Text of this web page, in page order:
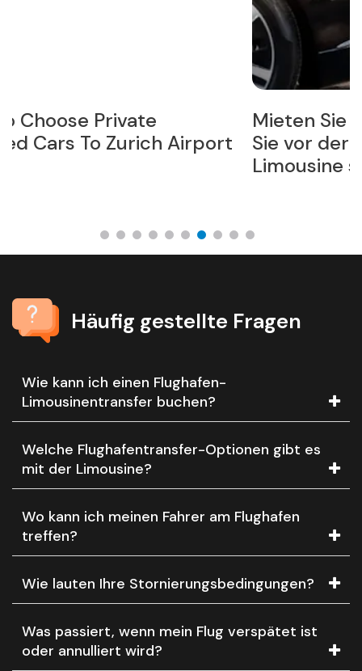
Mieten Sie nicht blind: 10 Fragen, die
Sie vor der Anmietung einer
Häufig gestellte Fragen
Wie kann ich einen Flughafen-
Limousinentransfer buchen?
Welche Flughafentransfer-Optionen gibt es
mit der Limousine?
Wo kann ich meinen Fahrer am Flughafen
treffen?
Wie lauten Ihre Stornierungsbedingungen?
Was passiert, wenn mein Flug verspätet ist
oder annulliert wird?